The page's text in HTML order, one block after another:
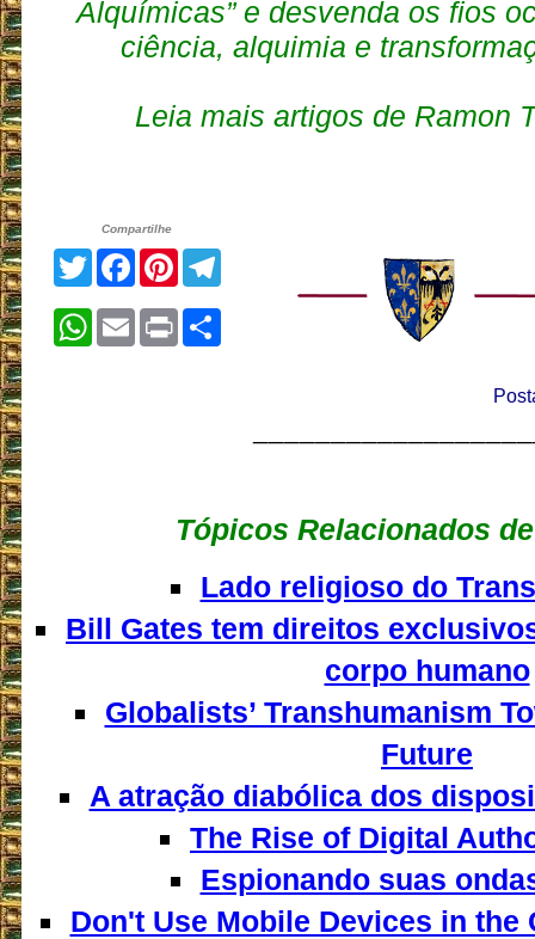
Alquímicas” e desvenda os fios
ciência, alquimia e
Leia mais artigos de Ramon
Compartilhe
TwitterFacebook
PinterestTelegram
WhatsApp
EmailPrintShare
Tópicos Relacionados
Lado religioso do
Bill Gates tem direitos
corpo humano
Globalists’ Transhumanism
Future
A atração diabólica dos
The Rise of Digital
Espionando suas
Don't Use Mobile Devices in the